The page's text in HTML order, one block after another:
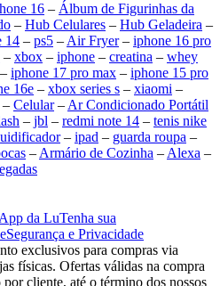
16 – Álbum de Figurinhas da
– Hub Celulares – Hub Geladeira –
14 – ps5 – Air Fryer– iphone 16 pro
– xbox – iphone – creatina – whey
– iphone 17 pro max – iphone 15 pro
16e – xbox series s – xiaomi –
– Celular– Ar Condicionado Portátil
– jbl – redmi note 14 – tenis nike
– ipad – guarda roupa –
– Armário de Cozinha – Alexa –
da LuTenha sua
Segurança e Privacidade
exclusivos para compras via
físicas. Ofertas válidas na compra
cliente, até o término dos nossos